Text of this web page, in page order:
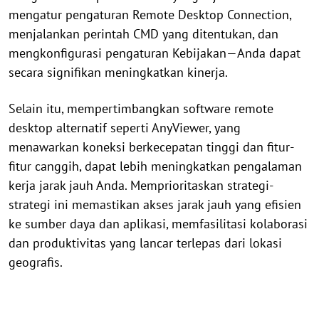
mengatur pengaturan Remote Desktop Connection,
menjalankan perintah CMD yang ditentukan, dan
mengkonfigurasi pengaturan Kebijakan—Anda dapat
secara signifikan meningkatkan kinerja.
Selain itu, mempertimbangkan software remote
desktop alternatif seperti AnyViewer, yang
menawarkan koneksi berkecepatan tinggi dan fitur-
fitur canggih, dapat lebih meningkatkan pengalaman
kerja jarak jauh Anda. Memprioritaskan strategi-
strategi ini memastikan akses jarak jauh yang efisien
ke sumber daya dan aplikasi, memfasilitasi kolaborasi
dan produktivitas yang lancar terlepas dari lokasi
geografis.